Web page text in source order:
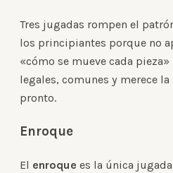
Tres jugadas rompen el
los principiantes porque no
«cómo se mueve cada
legales, comunes y merece
pronto.
Enroque
El enroque es la única